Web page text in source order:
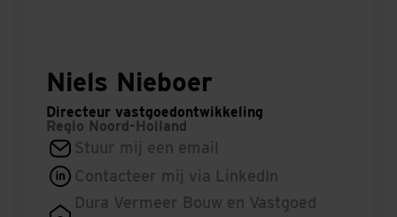
Niels Nieboer
Directeur vastgoedontwikkeling
Regio Noord-Holland
Stuur mij een email
Contacteer mij via LinkedIn
Dura Vermeer Bouw en Vastgoed